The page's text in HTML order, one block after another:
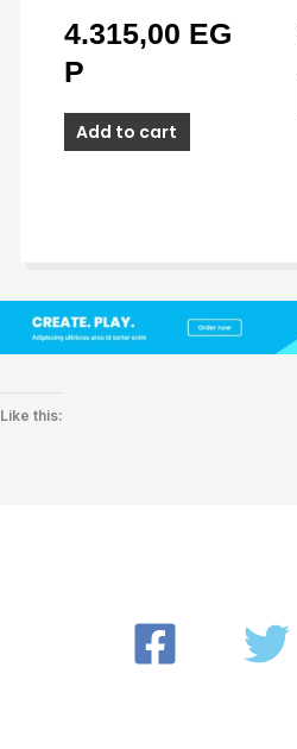
4.315,00 EG
P
Add to cart
Like this: